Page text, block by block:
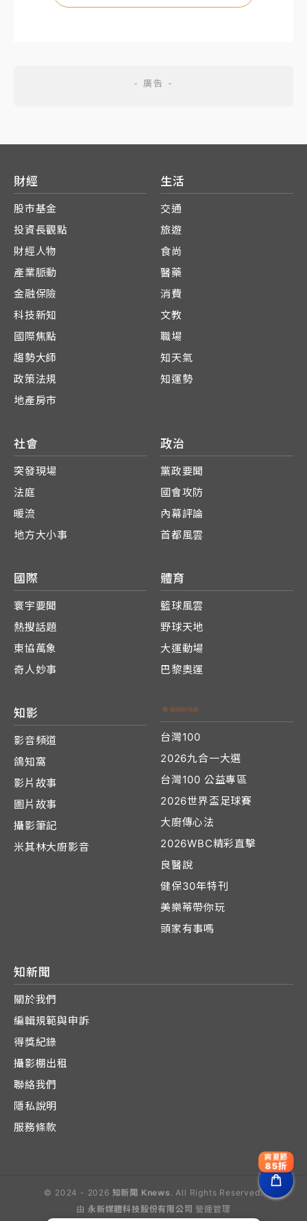
財經
股市基金
投資長觀點
財經人物
產業脈動
金融保險
科技新知
國際焦點
趨勢大師
政策法規
地產房市
生活
交通
旅遊
食尚
醫藥
消費
文教
職場
知天氣
知運勢
社會
突發現場
法庭
暖流
地方大小事
政治
黨政要聞
國會攻防
內幕評論
首都風雲
國際
寰宇要聞
熱搜話題
東協萬象
奇人妙事
體育
籃球風雲
野球天地
大運動場
巴黎奧運
知影
影音頻道
鴿知窩
影片故事
圖片故事
攝影筆記
米其林大廚影音
台灣100
2026九合一大選
台灣100 公益專區
2026世界盃足球賽
大廚傳心法
2026WBC精彩直擊
良醫說
健保30年特刊
美樂蒂帶你玩
頭家有事嗎
知新聞
關於我們
編輯規範與申訴
得獎紀錄
攝影棚出租
聯絡我們
隱私說明
服務條款
© 2024 - 2026 知新聞 Knews . All Rights Reserved.
由 永新媒體科技股份有限公司 營運管理
爽夏節
85折